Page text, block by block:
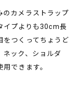
のカメラストラップ
イプよりも30cm長
をつくってちょうど
ネック、ショルダ
できます。